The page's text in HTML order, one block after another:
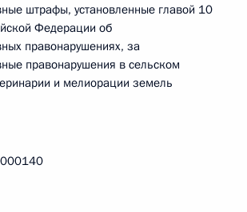
штрафы, установленные главой 10
Федерации об
правонарушениях, за
правонарушения в сельском
и мелиорации земель